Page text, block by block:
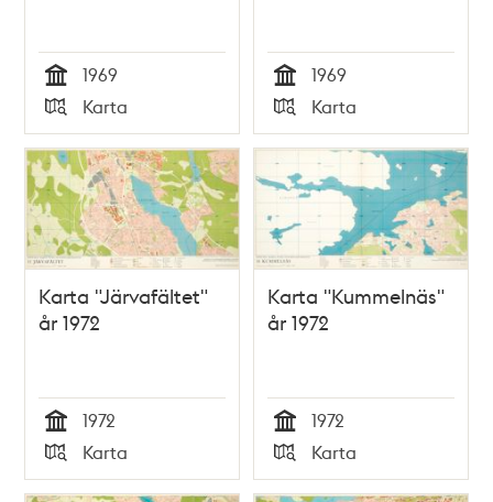
Tid
1969
Typ
Karta Tid
1969
Typ
Karta
Karta "Järvafältet"
år 1972
Tid
1972
Typ
Karta
Karta "Kummelnäs"
år 1972
Tid
1972
Typ
Karta